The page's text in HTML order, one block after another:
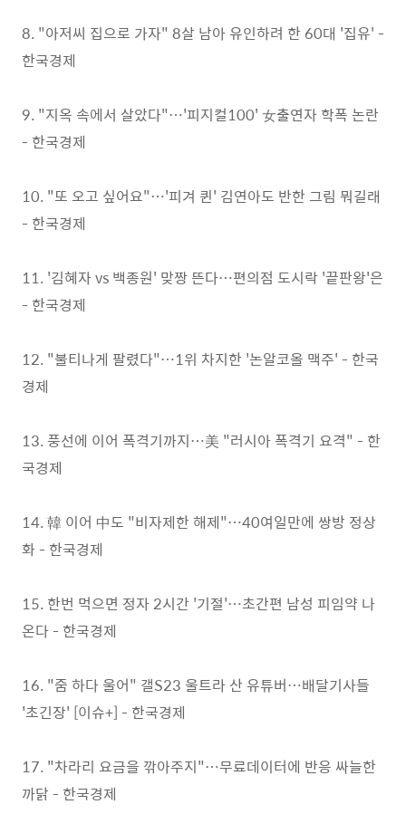
8. "아저씨 집으로 가자" 8살 남아 유인하려 한 60대 '집유' -
한국경제
9. "지옥 속에서 살았다"…'피지컬100' 女출연자 학폭 논란
- 한국경제
10. "또 오고 싶어요"…'피겨 퀸' 김연아도 반한 그림 뭐길래
- 한국경제
11. '김혜자 vs 백종원' 맞짱 뜬다…편의점 도시락 '끝판왕'은
- 한국경제
12. "불티나게 팔렸다"…1위 차지한 '논알코올 맥주' - 한국
경제
13. 풍선에 이어 폭격기까지…美 "러시아 폭격기 요격" - 한
국경제
14. 韓 이어 中도 "비자제한 해제"…40여일만에 쌍방 정상
화 - 한국경제
15. 한번 먹으면 정자 2시간 '기절'…초간편 남성 피임약 나
온다 - 한국경제
16. "줌 하다 울어" 갤S23 울트라 산 유튜버…배달기사들
'초긴장' [이슈+] - 한국경제
17. "차라리 요금을 깎아주지"…무료데이터에 반응 싸늘한
까닭 - 한국경제